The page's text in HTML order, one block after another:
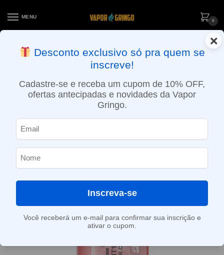
MENU
0
ENTREGA NO MESMO DIA EM SÃO PAULO (SEG A SEX): PEDIDOS
APROVADOS ATÉ 15:30 VIA MOTOBOY
×
Desconto exclusivo só pra quem se
inscreve!
Cadastre-se e receba um cupom de 10% OFF,
ofertas antecipadas e novidades da Vapor
Gringo.
Inscreva-se
Você receberá um e-mail para confirmar sua inscrição e
ativar o cupom.